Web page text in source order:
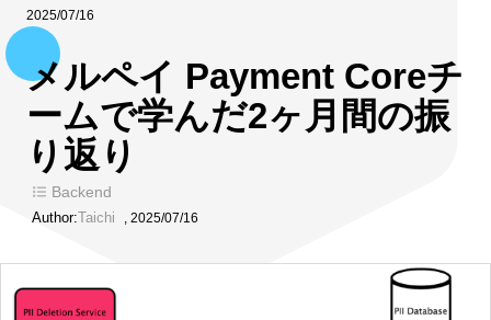
2025/07/16
メルペイ Payment Coreチ
ームで学んだ2ヶ月間の振
り返り
Backend
Author:Taichi , 2025/07/16